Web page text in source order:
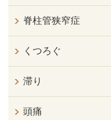
脊柱管狭窄症
くつろぐ
滞り
頭痛